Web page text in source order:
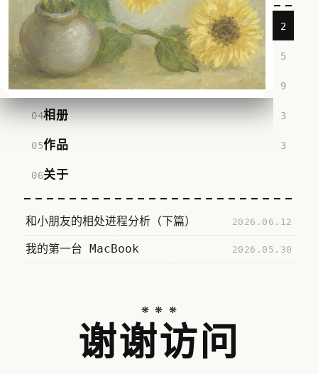
愿所
子，
都被
阳光
轻轻
照
随笔 2
技术 5
学习 9
相册 3
作品 3
关于
和小朋友的相处进程分析（下篇） 2026.06.12
我的第一台 MacBook 2026.05.30
❋❋❋
谢谢访问